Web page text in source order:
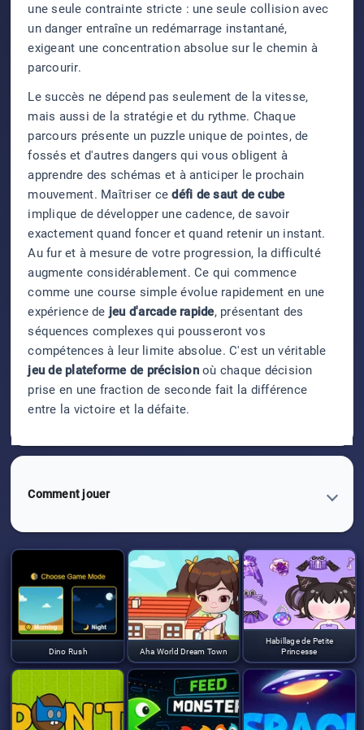
une seule contrainte stricte : une seule collision avec
un danger entraîne un redémarrage instantané,
exigeant une concentration absolue sur le chemin à
parcourir.
Le succès ne dépend pas seulement de la vitesse,
mais aussi de la stratégie et du rythme. Chaque
parcours présente un puzzle unique de pointes, de
fossés et d'autres dangers qui vous obligent à
apprendre des schémas et à anticiper le prochain
mouvement. Maîtriser cedéfi de saut de cube
implique de développer une cadence, de savoir
exactement quand foncer et quand retenir un instant.
Au fur et à mesure de votre progression, la difficulté
augmente considérablement. Ce qui commence
comme une course simple évolue rapidement en une
expérience de jeu d'arcade rapide, présentant des
séquences complexes qui pousseront vos
compétences à leur limite absolue. C'est un véritable
jeu de plateforme de précisionoù chaque décision
prise en une fraction de seconde fait la différence
entre la victoire et la défaite.
Comment jouer
Dino Rush Aha World Dream Town
Habillage de Petite
Princesse